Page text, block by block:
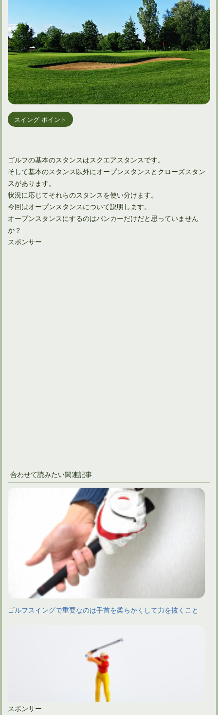
スイング ポイント
ゴルフの基本のスタンスはスクエアスタンスです。
そして基本のスタンス以外にオープンスタンスとクローズスタン
スがあります。
状況に応じてそれらのスタンスを使い分けます。
今回はオープンスタンスについて説明します。
オープンスタンスにするのはバンカーだけだと思っていません
か？
スポンサー
合わせて読みたい関連記事
ゴルフスイングで重要なのは手首を柔らかくして力を抜くこと
スポンサー